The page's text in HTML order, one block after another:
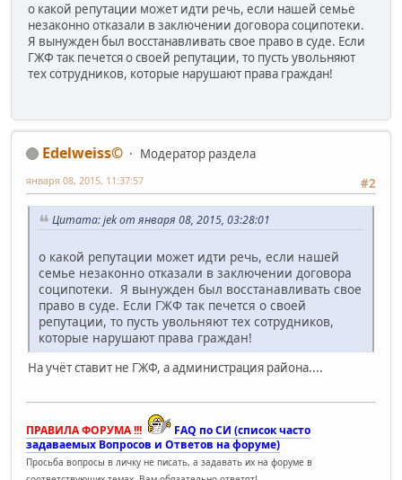
о какой репутации может идти речь, если нашей семье
незаконно отказали в заключении договора соципотеки.
Я вынужден был восстанавливать свое право в суде. Если
ГЖФ так печется о своей репутации, то пусть увольняют
тех сотрудников, которые нарушают права граждан!
Edelweiss©
Модератор раздела
#2
января 08, 2015, 11:37:57
Цитата: jek от января 08, 2015, 03:28:01
о какой репутации может идти речь, если нашей
семье незаконно отказали в заключении договора
соципотеки. Я вынужден был восстанавливать свое
право в суде. Если ГЖФ так печется о своей
репутации, то пусть увольняют тех сотрудников,
которые нарушают права граждан!
На учёт ставит не ГЖФ, а администрация района....
ПРАВИЛА ФОРУМА !!!
FAQ по СИ (список часто
задаваемых Вопросов и Ответов на форуме)
Просьба вопросы в личку не писать, а задавать их на форуме в